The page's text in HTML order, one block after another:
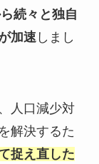
続々と独自
加速 しまし
人口減少対
解決するた
捉え直した